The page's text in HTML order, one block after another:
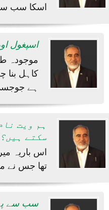
اسکا سب
اسپغول
موجودہ
کاہل بنا
ہے
ہم ویت
سکتے ہیں؟
اس باریہ
تھا جس نے
سب سے